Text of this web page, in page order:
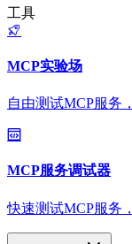
工具
MCP实验场
自由测试MCP服务
MCP服务调试器
快速测试MCP服务